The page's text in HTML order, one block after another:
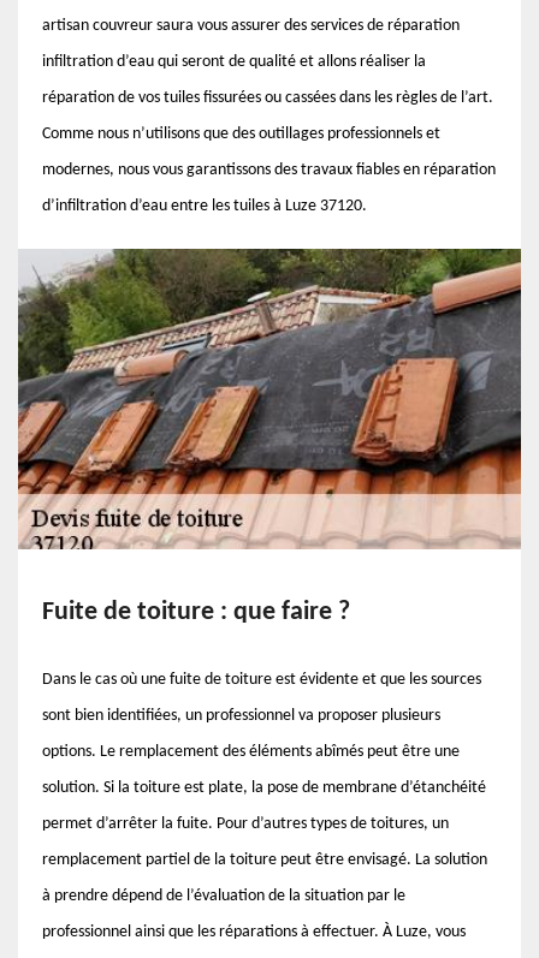
artisan couvreur saura vous assurer des services de réparation
infiltration d’eau qui seront de qualité et allons réaliser la
réparation de vos tuiles fissurées ou cassées dans les règles de l’art.
Comme nous n’utilisons que des outillages professionnels et
modernes, nous vous garantissons des travaux fiables en réparation
d’infiltration d’eau entre les tuiles à Luze 37120.
Fuite de toiture : que faire ?
Dans le cas où une fuite de toiture est évidente et que les sources
sont bien identifiées, un professionnel va proposer plusieurs
options. Le remplacement des éléments abîmés peut être une
solution. Si la toiture est plate, la pose de membrane d’étanchéité
permet d’arrêter la fuite. Pour d’autres types de toitures, un
remplacement partiel de la toiture peut être envisagé. La solution
à prendre dépend de l’évaluation de la situation par le
professionnel ainsi que les réparations à effectuer. À Luze, vous